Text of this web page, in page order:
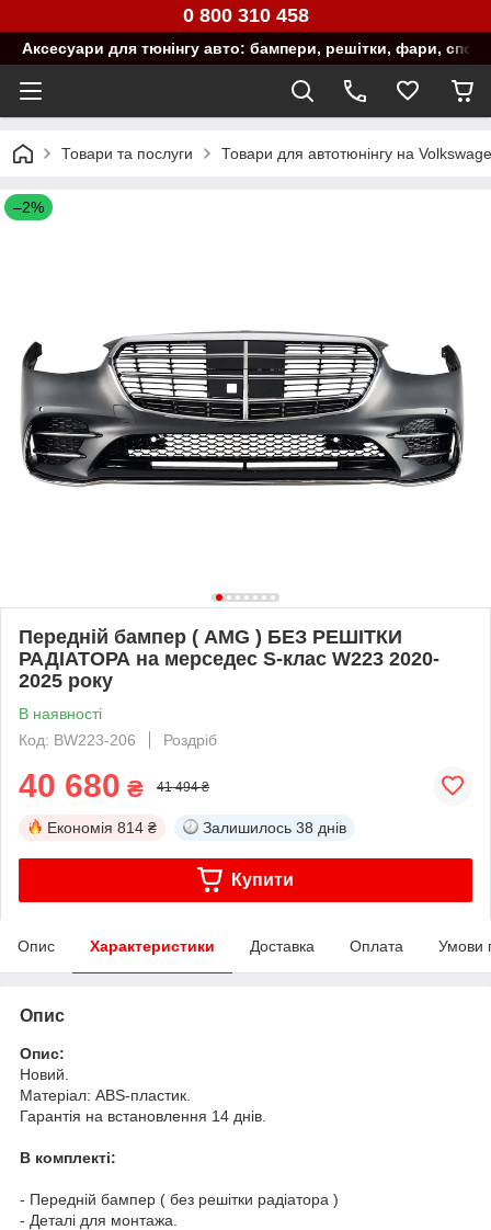
0 800 310 458
Аксесуари для тюнінгу авто: бампери, решітки, фари,
Товари та послуги Товари для автотюнінгу на
–2%
Передній бампер ( AMG ) БЕЗ РЕШІТКИ
РАДІАТОРА на мерседес S-клас W223 2020-
2025 року
В наявності
Код: BW223-206
Роздріб
40 680 ₴ 41 494 ₴
Економія 814 ₴ Залишилось 38 днів
Купити
Опис Характеристики Доставка Оплата Умови
Опис
Опис:
Новий.
Матеріал: ABS-пластик.
Гарантія на встановлення 14 днів.
В комплекті:
- Передній бампер ( без решітки радіатора )
- Деталі для монтажа.